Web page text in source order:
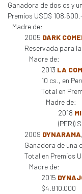
Ganadora de dos cs y
Premios USD$
Madre de:
2005 DARK
Reservada para
Madre de:
2013 LA
10 cs., en
Total en
Madre de:
2018
(PER))
2009 DYNARAMA
Ganadora de una
Total en Premios
Madre de:
2015
$4.810.000